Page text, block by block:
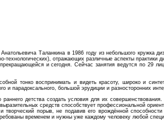
Таланкина в 1986 году из небольшого кружка
отражающих различные аспекты
прекращающейся и сегодня. Сейчас занятия ведутся по
тонко воспринимать и видеть красоту, широко и
и парадоксального, большой эрудиции и разносторонних
детства создать условия для их
средств способствует профессиональной
творческий порыв, не подавив его врождённой
временем и нужны уже каждому человеку любой